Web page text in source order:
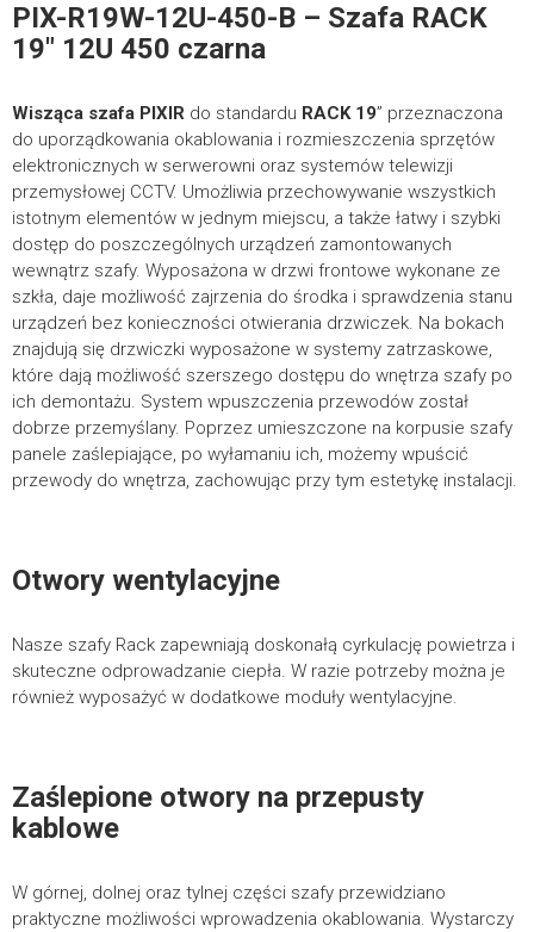
PIX-R19W-12U-450-B – Szafa RACK
19″ 12U 450 czarna
Wisząca szafa PIXIR do standardu RACK 19” przeznaczona
do uporządkowania okablowania i rozmieszczenia sprzętów
elektronicznych w serwerowni oraz systemów telewizji
przemysłowej CCTV. Umożliwia przechowywanie wszystkich
istotnym elementów w jednym miejscu, a także łatwy i szybki
dostęp do poszczególnych urządzeń zamontowanych
wewnątrz szafy. Wyposażona w drzwi frontowe wykonane ze
szkła, daje możliwość zajrzenia do środka i sprawdzenia stanu
urządzeń bez konieczności otwierania drzwiczek. Na bokach
znajdują się drzwiczki wyposażone w systemy zatrzaskowe,
które dają możliwość szerszego dostępu do wnętrza szafy po
ich demontażu. System wpuszczenia przewodów został
dobrze przemyślany. Poprzez umieszczone na korpusie szafy
panele zaślepiające, po wyłamaniu ich, możemy wpuścić
przewody do wnętrza, zachowując przy tym estetykę instalacji.
Otwory wentylacyjne
Nasze szafy Rack zapewniają doskonałą cyrkulację powietrza i
skuteczne odprowadzanie ciepła. W razie potrzeby można je
również wyposażyć w dodatkowe moduły wentylacyjne.
Zaślepione otwory na przepusty
kablowe
W górnej, dolnej oraz tylnej części szafy przewidziano
praktyczne możliwości wprowadzenia okablowania. Wystarczy
Certyfikaty
Szafy wiszące – Certyfikat CE 332.39KB
POBIERZ
Karty katalogowe
PIX-R19W-12U-450-B – Karta katalogowa 209.94KB
POBIERZ
FIRMA
TELEFON KONTAKTOWY
E-MAIL *